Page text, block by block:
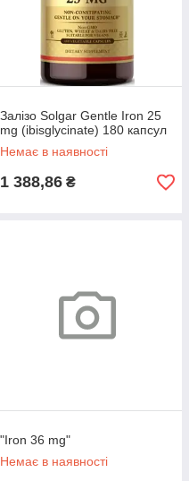
Залізо Solgar Gentle Iron 25
mg (ibisglycinate) 180 капсул
Немає в наявності
1 388,86 ₴
"Iron 36 mg"
Немає в наявності